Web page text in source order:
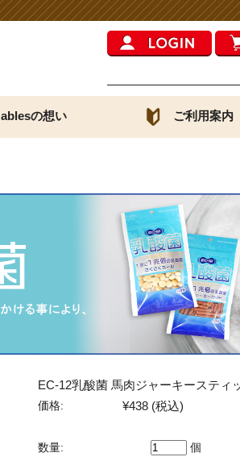
シニア
ablesの想い ご利用案内
EC-12乳酸菌 馬肉ジャーキースティ
価格: ¥438 (税込)
数量: 個